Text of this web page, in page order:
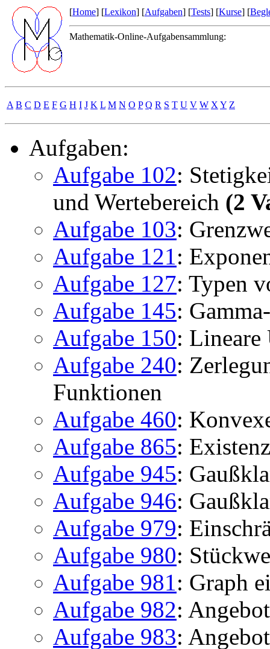
[Home] [Lexikon] [Aufgaben] [Tests] [Kurse] [
Mathematik-Online-Aufgabensammlung:
A B C D E F G H I J K L M N O P Q R S T U V W X Y Z
Aufgaben:
Aufgabe 102:
und Wertebereich (2
Aufgabe 103:
Aufgabe 121:
Aufgabe 127: Typen
Aufgabe 145:
Aufgabe 150: Lineare
Aufgabe 240:
Funktionen
Aufgabe 460:
Aufgabe 865:
Aufgabe 945:
Aufgabe 946:
Aufgabe 979:
Aufgabe 980:
Aufgabe 981: Graph
Aufgabe 982:
Aufgabe 983: